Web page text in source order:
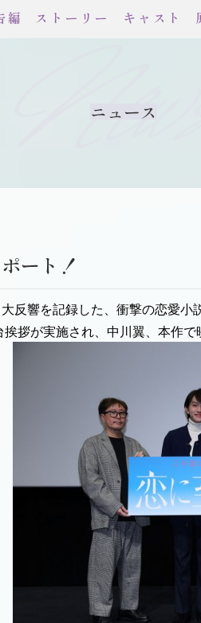
編 ストーリー キャスト
ニュース
ート！
反響を記録した、衝撃の恋愛
拶が実施され、中川翼、本作